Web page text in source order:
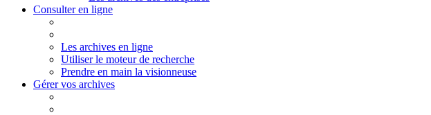
Consulter en ligne
Les archives en ligne
Utiliser le moteur de recherche
Prendre en main la visionneuse
Gérer vos archives